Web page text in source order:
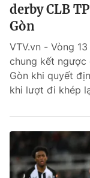
® Cấm sao chép
thuận bằng văn
thông tin từ
derby CLB
Gòn
VTV.vn - Vòng
chung kết ngược
Gòn khi quyết
khi lượt đi khép